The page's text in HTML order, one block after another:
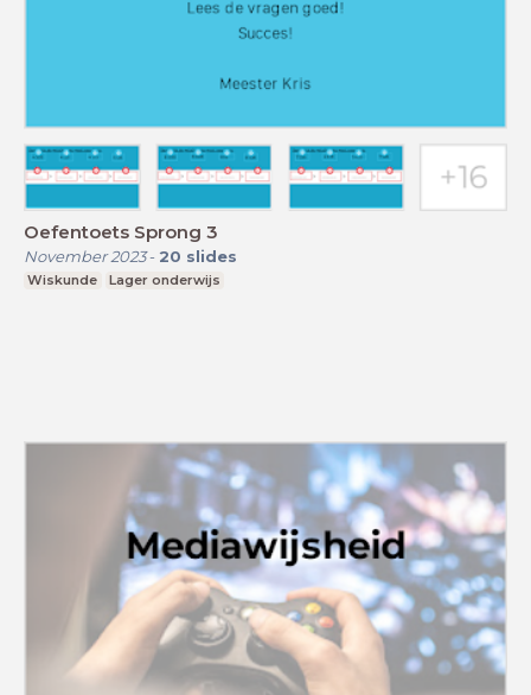
Oefentoets Sprong 3
November 2023- 20 slides
Wiskunde Lager onderwijs